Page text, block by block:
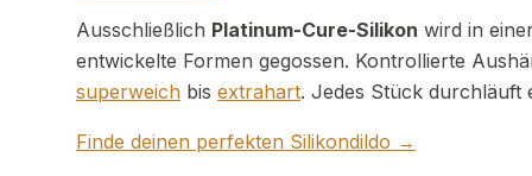
Ausschließlich Platinum-Cure-Silikon wird in
entwickelte Formen gegossen. Kontrollierte
superweich bis extrahart. Jedes Stück durchläuft
Finde deinen perfekten Silikondildo →